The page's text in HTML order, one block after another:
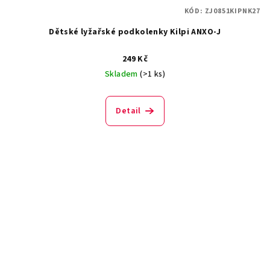
Dětské lyžařské podkolenky Kilpi ANXO-J
249 Kč
Skladem(>1 ks)
Detail
KÓD: ZJ0851KIPNK27